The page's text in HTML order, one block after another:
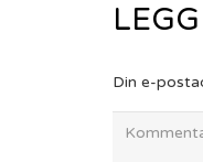
Din e-